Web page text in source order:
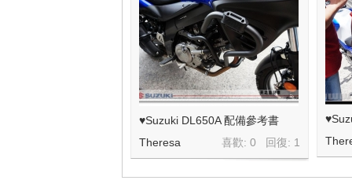
♥Suzuki DL650A 配備參考書
喜歡: 0 回復: 1
Theresa